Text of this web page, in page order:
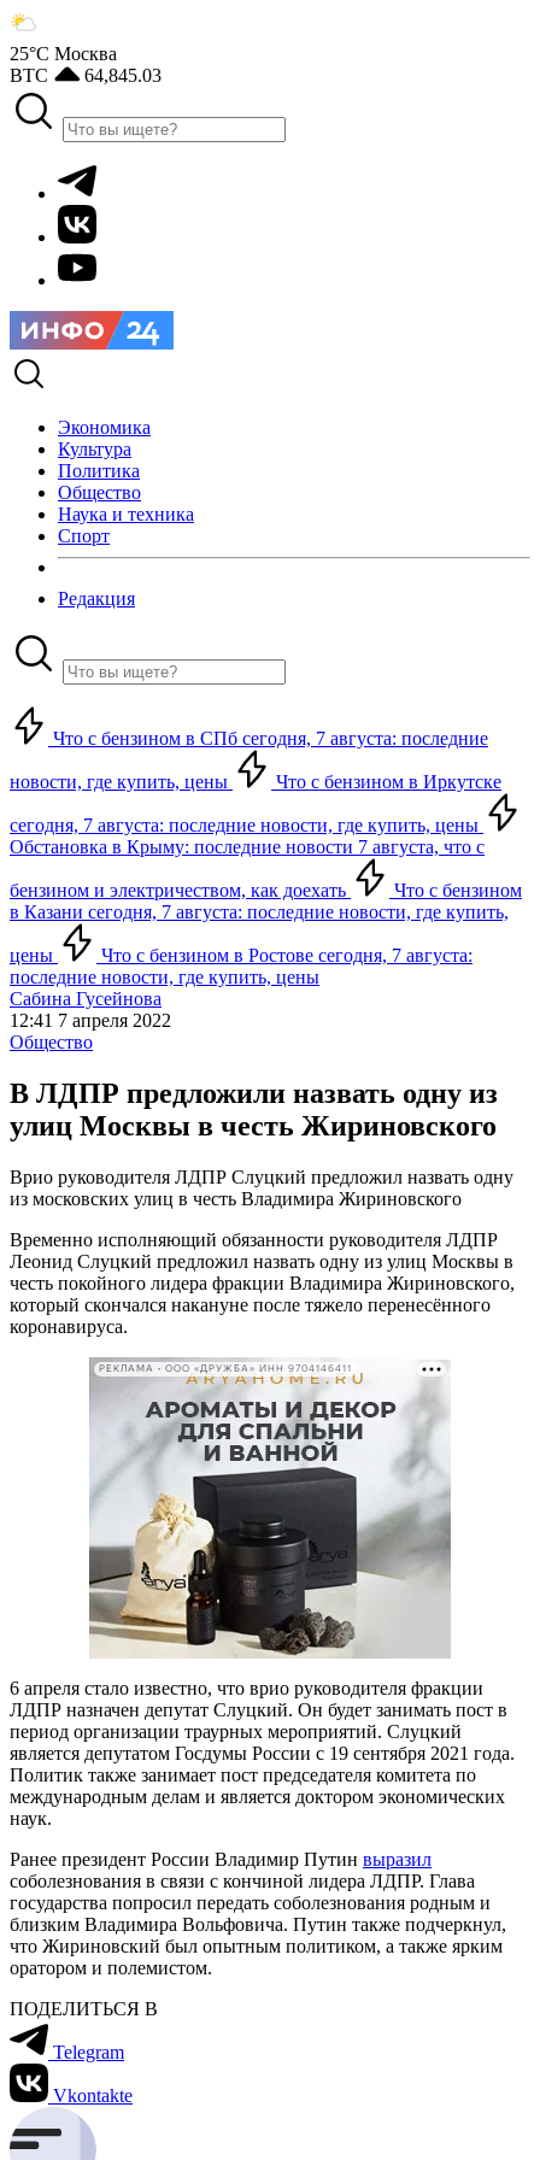
25°С Москва
BTC
64,845.03
Экономика
Культура
Политика
Общество
Наука и техника
Спорт
Редакция
Что с бензином в СПб сегодня, 7 августа: последние
новости, где купить, цены Что с бензином в Иркутске
сегодня, 7 августа: последние новости, где купить, цены
Обстановка в Крыму: последние новости 7 августа, что с
бензином и электричеством, как доехать
Что с бензином
в Казани сегодня, 7 августа: последние новости, где купить,
цены
Что с бензином в Ростове сегодня, 7 августа:
последние новости, где купить, цены
Сабина Гусейнова
12:41 7 апреля 2022
Общество
В ЛДПР предложили назвать одну из
улиц Москвы в честь Жириновского
Врио руководителя ЛДПР Слуцкий предложил назвать одну
из московских улиц в честь Владимира Жириновского
Временно исполняющий обязанности руководителя ЛДПР
Леонид Слуцкий предложил назвать одну из улиц Москвы в
честь покойного лидера фракции Владимира Жириновского,
который скончался накануне после тяжело перенесённого
коронавируса.
РЕКЛАМА • ООО «ДРУЖБА» ИНН 9704146411
6 апреля стало известно, что врио руководителя фракции
ЛДПР назначен депутат Слуцкий. Он будет занимать пост в
период организации траурных мероприятий. Слуцкий
является депутатом Госдумы России с 19 сентября 2021 года.
Политик также занимает пост председателя комитета по
международным делам и является доктором экономических
наук.
Ранее президент России Владимир Путин выразил
соболезнования в связи с кончиной лидера ЛДПР. Глава
государства попросил передать соболезнования родным и
близким Владимира Вольфовича. Путин также подчеркнул,
что Жириновский был опытным политиком, а также ярким
оратором и полемистом.
ПОДЕЛИТЬСЯ В
Telegram
Vkontakte